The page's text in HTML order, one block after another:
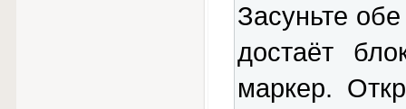
Засуньте
достаёт
маркер.